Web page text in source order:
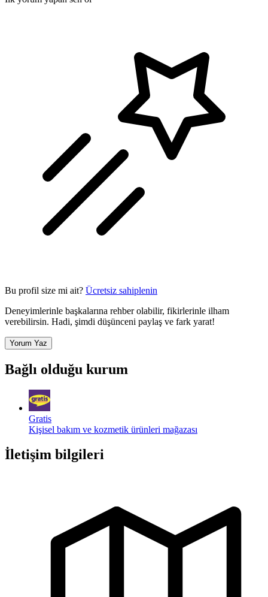
Bu profil size mi ait? Ücretsiz sahiplenin
Deneyimlerinle başkalarına rehber olabilir, fikirlerinle ilham
verebilirsin. Hadi, şimdi düşünceni paylaş ve fark yarat!
Yorum Yaz
Bağlı olduğu kurum
Gratis
Kişisel bakım ve kozmetik ürünleri mağazası
İletişim bilgileri